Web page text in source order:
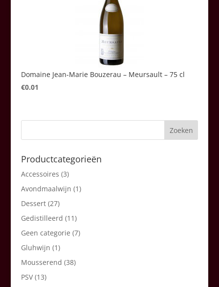
Domaine Jean-Marie Bouzerau – Meursault – 75 cl
€0.01
Productcategorieën
Accessoires (3)
Avondmaalwijn (1)
Dessert (27)
Gedistilleerd (11)
Geen categorie (7)
Gluhwijn (1)
Mousserend (38)
PSV (13)